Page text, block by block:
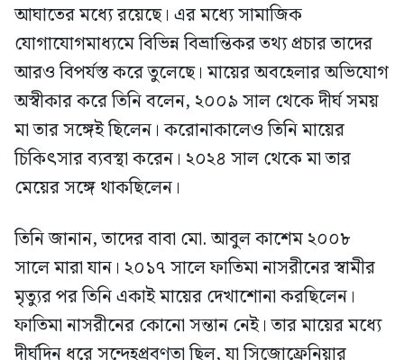
আঘাতের মধ্যে রয়েছে। এর মধ্যে সামাজিক
যোগাযোগমাধ্যমে বিভিন্ন বিভ্রান্তিকর তথ্য প্রচার তাদের
আরও বিপর্যস্ত করে তুলেছে। মায়ের অবহেলার অভিযোগ
অস্বীকার করে তিনি বলেন, ২০০৯ সাল থেকে দীর্ঘ সময়
মা তার সঙ্গেই ছিলেন। করোনাকালেও তিনি মায়ের
চিকিৎসার ব্যবস্থা করেন। ২০২৪ সাল থেকে মা তার
মেয়ের সঙ্গে থাকছিলেন।
তিনি জানান, তাদের বাবা মো. আবুল কাশেম ২০০৮
সালে মারা যান। ২০১৭ সালে ফাতিমা নাসরীনের স্বামীর
মৃত্যুর পর তিনি একাই মায়ের দেখাশোনা করছিলেন।
ফাতিমা নাসরীনের কোনো সন্তান নেই। তার মায়ের মধ্যে